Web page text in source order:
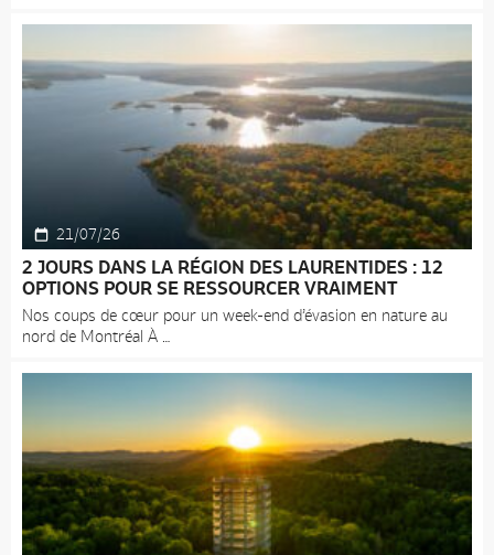
21/07/26
2 JOURS DANS LA RÉGION DES LAURENTIDES : 12
OPTIONS POUR SE RESSOURCER VRAIMENT
Nos coups de cœur pour un week-end d’évasion en nature au
nord de Montréal À